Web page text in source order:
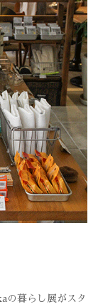
の暮らし展がスタ